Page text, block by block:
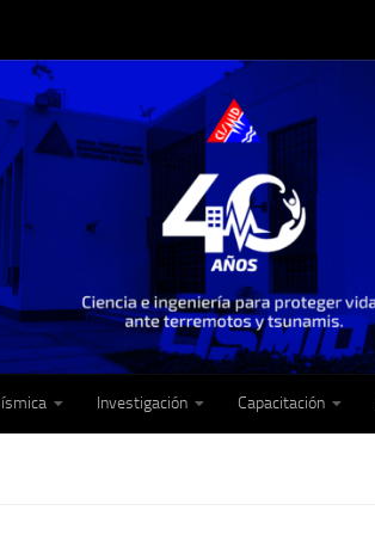
Investigación Capacitación